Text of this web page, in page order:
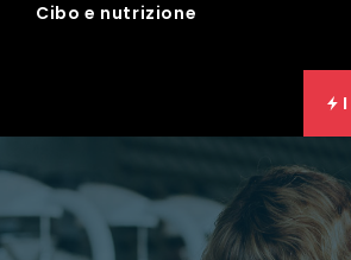
Cibo e nutrizione